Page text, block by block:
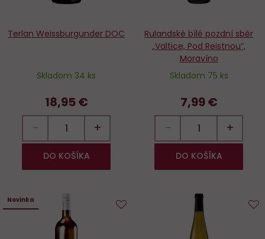
Terlan Weissburgunder DOC
Skladom 34 ks
18,95 €
− +
DO KOŠÍKA
Rulandské bílé pozdní sběr
„Valtice, Pod Reistnou“,
Moravíno
Skladom 75 ks
7,99 €
− +
DO KOŠÍKA
Novinka